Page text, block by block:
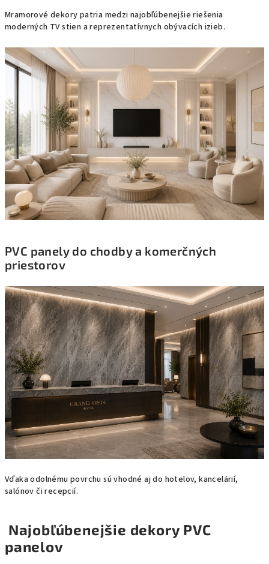
Mramorové dekory patria medzi najobľúbenejšie riešenia
moderných TV stien a reprezentatívnych obývacích izieb.
PVC panely do chodby a komerčných
priestorov
Vďaka odolnému povrchu sú vhodné aj do hotelov, kancelárií,
salónov či recepcií.
Najobľúbenejšie dekory PVC
panelov